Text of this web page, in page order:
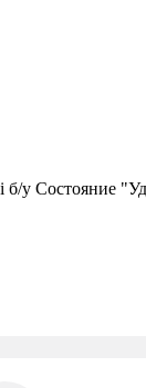
б/у Состояние